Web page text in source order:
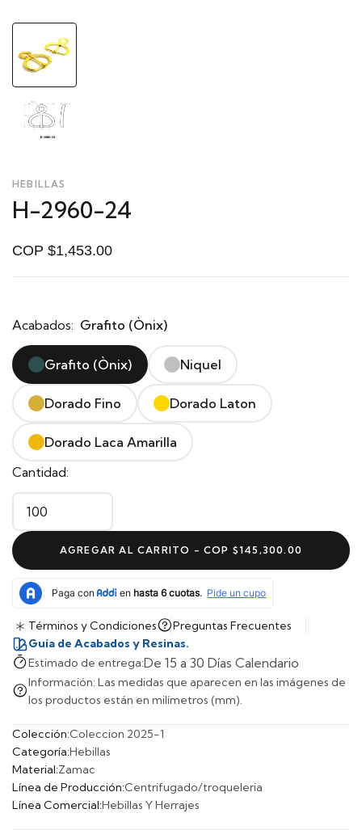
HEBILLAS
H-2960-24
COP $1,453.00
Acabados: Grafito (Ònix)
Grafito (Ònix) Niquel
Dorado Fino Dorado Laton
Dorado Laca Amarilla
Cantidad:
AGREGAR AL CARRITO -COP $145,300.00
Términos y Condiciones
Preguntas Frecuentes
Guía de Acabados y Resinas.
Estimado de entrega:De 15 a 30 Días Calendario
Información: Las medidas que aparecen en las imágenes de
los productos están en milímetros (mm).
Colección:Coleccion 2025-1
Categoría:Hebillas
Material:Zamac
Línea de Producción:Centrifugado/troqueleria
Línea Comercial:Hebillas Y Herrajes